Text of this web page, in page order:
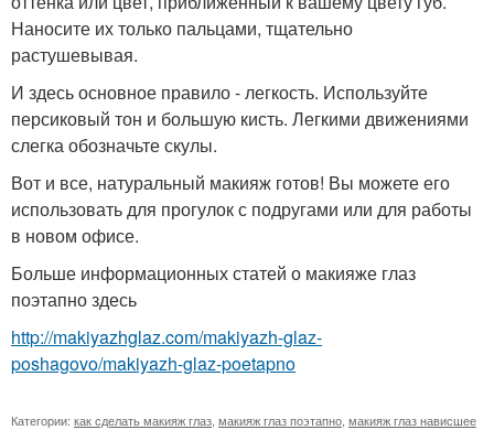
Наносите их только пальцами, тщательно
растушевывая.
И здесь основное правило - легкость. Используйте
персиковый тон и большую кисть. Легкими движениями
слегка обозначьте скулы.
Вот и все, натуральный макияж готов! Вы можете его
использовать для прогулок с подругами или для работы
в новом офисе.
Больше информационных статей о макияже глаз
поэтапно здесь
http://makiyazhglaz.com/makiyazh-glaz-
poshagovo/makiyazh-glaz-poetapno
Категории: как сделать макияж глаз макияж глаз поэтапно макияж глаз нависшее